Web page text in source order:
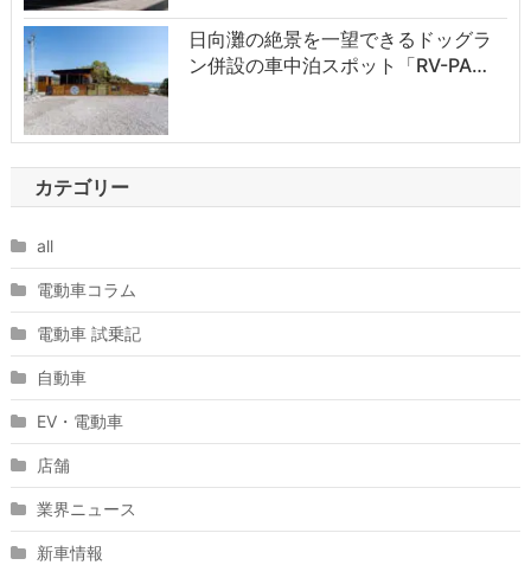
日向灘の絶景を一望できるドッグラ
ン併設の車中泊スポット「RV-PA…
カテゴリー
all
電動車コラム
電動車 試乗記
自動車
EV・電動車
店舗
業界ニュース
新車情報